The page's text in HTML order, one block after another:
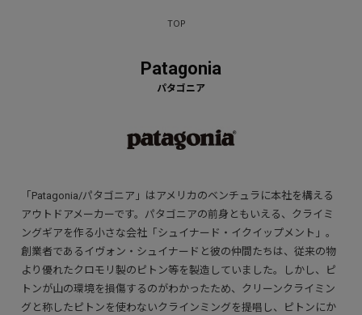
TOP
Patagonia
「Patagonia/パタゴニア」はアメリカのベンチュラに本社を構える
アウトドアメーカーです。パタゴニアの前身ともいえる、クライミ
ングギアを作る小さな会社「シュイナード・イクイップメント」。
創業者であるイヴォン・シュイナードと彼の仲間たちは、従来の物
より優れたクロモリ製のピトン等を製造していました。しかし、ピ
トンが山の環境を損傷するのがわかったため、クリーンクライミン
グと称したピトンを使わないクラインミングを提唱し、ピトンにか